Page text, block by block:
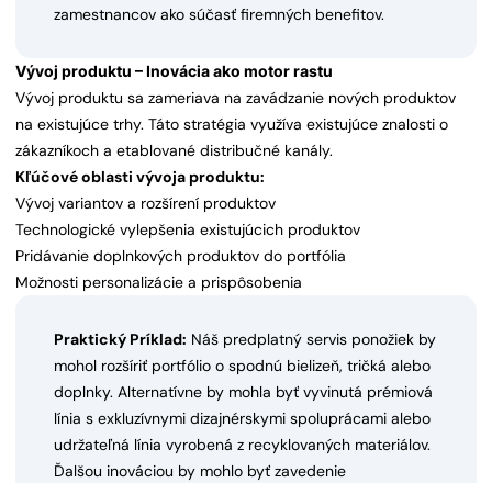
zamestnancov ako súčasť firemných benefitov.
Vývoj produktu – Inovácia ako motor rastu
Vývoj produktu sa zameriava na zavádzanie nových produktov
na existujúce trhy. Táto stratégia využíva existujúce znalosti o
zákazníkoch a etablované distribučné kanály.
Kľúčové oblasti vývoja produktu:
Vývoj variantov a rozšírení produktov
Technologické vylepšenia existujúcich produktov
Pridávanie doplnkových produktov do portfólia
Možnosti personalizácie a prispôsobenia
Praktický Príklad: Náš predplatný servis ponožiek by
mohol rozšíriť portfólio o spodnú bielizeň, tričká alebo
doplnky. Alternatívne by mohla byť vyvinutá prémiová
línia s exkluzívnymi dizajnérskymi spoluprácami alebo
udržateľná línia vyrobená z recyklovaných materiálov.
Ďalšou inováciou by mohlo byť zavedenie